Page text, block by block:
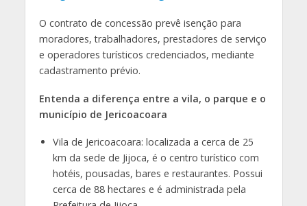
O contrato de concessão prevê isenção para
moradores, trabalhadores, prestadores de serviço
e operadores turísticos credenciados, mediante
cadastramento prévio.
Entenda a diferença entre a vila, o parque e o
município de Jericoacoara
Vila de Jericoacoara: localizada a cerca de 25
km da sede de Jijoca, é o centro turístico com
hotéis, pousadas, bares e restaurantes. Possui
cerca de 88 hectares e é administrada pela